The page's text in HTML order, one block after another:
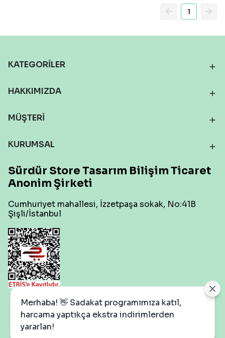
1
KATEGORİLER
HAKKIMIZDA
MÜŞTERİ
KURUMSAL
Sürdür Store Tasarım Bilişim Ticaret
Anonim Şirketi
Cumhuriyet mahallesi, İzzetpaşa sokak, No:41B
Şişli/İstanbul
Merhaba! 👋 Sadakat programımıza katıl,
harcama yaptıkça ekstra indirimlerden
yararlan!